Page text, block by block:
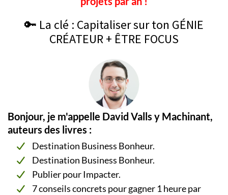
🔑 La clé : Capitaliser sur ton GÉNIE
CRÉATEUR + ÊTRE FOCUS
Bonjour, je m'appelle David Valls y Machinant,
auteurs des livres :
Destination Business Bonheur.
Destination Business Bonheur.
Publier pour Impacter.
7 conseils concrets pour gagner 1 heure par